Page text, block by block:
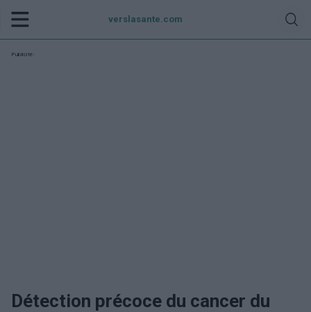
verslasante.com
Publicité:
Détection précoce du cancer du